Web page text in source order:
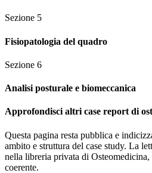
Sezione 5
Fisiopatologia del quadro
Sezione 6
Analisi posturale e biomeccanica
Approfondisci altri case report di
Questa pagina resta pubblica e
ambito e struttura del case study. La
nella libreria privata di Osteomedicina,
coerente.